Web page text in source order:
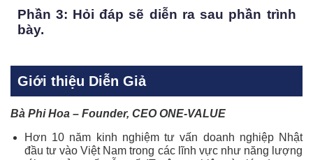
Phần 3: Hỏi đáp sẽ diễn ra sau phần trình
bày.
Giới thiệu Diễn Giả
Bà Phi Hoa – Founder, CEO ONE-VALUE
Hơn 10 năm kinh nghiệm tư vấn doanh nghiệp Nhật
đầu tư vào Việt Nam trong các lĩnh vực như năng lượng